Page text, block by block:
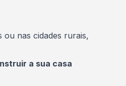
ou nas cidades rurais,
a sua casa